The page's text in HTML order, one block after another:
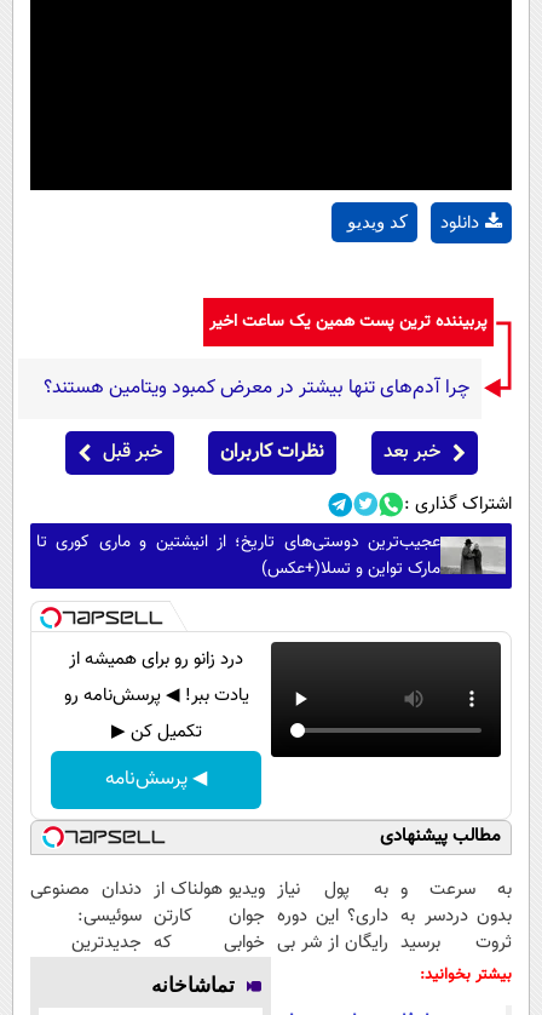
کد ویدیو دانلود
پربیننده ترین پست همین یک ساعت اخیر
چرا آدم‌های تنها بیشتر در معرض کمبود ویتامین هستند؟
خبر بعد نظرات کاربران خبر قبل
اشتراک گذاری :
عجیب‌ترین دوستی‌های تاریخ؛ از انیشتین و ماری کوری تا
مارک تواین و تسلا(+عکس)
درد زانو رو برای همیشه از
یادت ببر! ◀ پرسش‌نامه رو
تکمیل کن ▶
◀ پرسش‌نامه
مطالب پیشنهادی
به سرعت و
بدون دردسر به
ثروت برسید
(دوره کاملا
به پول نیاز
داری؟ این دوره
رایگان از شر بی
ویدیو هولناک از
جوان کارتن
خوابی که
میلیاردر شد.
آموزش رایگان
دندان مصنوعی
سوئیسی:
جدیدترین
بیشتر بخوانید: تماشاخانه